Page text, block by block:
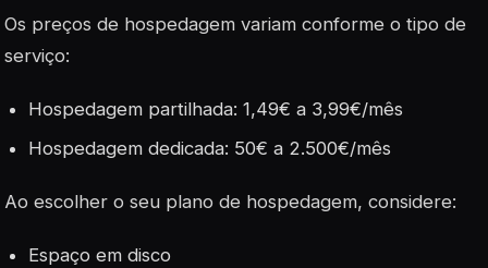
Os preços de hospedagem variam conforme o tipo de
serviço:
Hospedagem partilhada: 1,49€ a 3,99€/mês
Hospedagem dedicada: 50€ a 2.500€/mês
Ao escolher o seu plano de hospedagem, considere:
Espaço em disco